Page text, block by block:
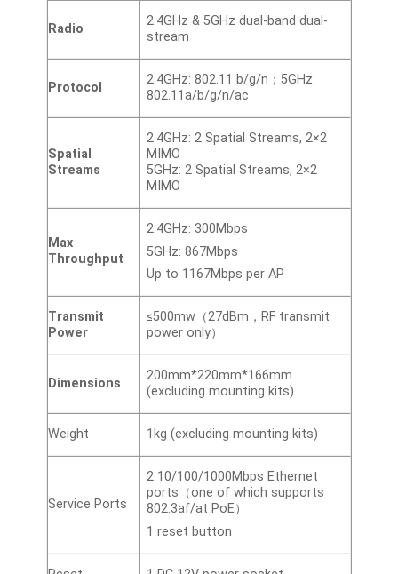
Radio
2.4GHz & 5GHz dual-band dual-
stream
Protocol
2.4GHz: 802.11 b/g/n；5GHz:
802.11a/b/g/n/ac
Spatial
Streams
2.4GHz: 2 Spatial Streams, 2×2
MIMO
5GHz: 2 Spatial Streams, 2×2
MIMO
Max
Throughput
2.4GHz: 300Mbps
5GHz: 867Mbps
Up to 1167Mbps per AP
Transmit
Power
≤500mw（27dBm，RF transmit
power only）
Dimensions
200mm*220mm*166mm
(excluding mounting kits)
Weight 1kg (excluding mounting kits)
Service Ports
2 10/100/1000Mbps Ethernet
ports（one of which supports
802.3af/at PoE）
1 reset button